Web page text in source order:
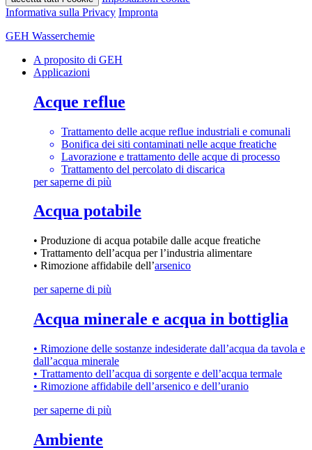
Informativa sulla Privacy Impronta
GEH Wasserchemie
A proposito di GEH
Applicazioni
Acque reflue
Trattamento delle acque reflue industriali e comunali
Bonifica dei siti contaminati nelle acque freatiche
Lavorazione e trattamento delle acque di processo
Trattamento del percolato di discarica
per saperne di più
Acqua potabile
• Produzione di acqua potabile dalle acque freatiche
• Trattamento dell’acqua per l’industria alimentare
• Rimozione affidabile dell’arsenico
per saperne di più
Acqua minerale e acqua in bottiglia
• Rimozione delle sostanze indesiderate dall’acqua da tavola e
dall’acqua minerale
• Trattamento dell’acqua di sorgente e dell’acqua termale
• Rimozione affidabile dell’arsenico e dell’uranio
per saperne di più
Ambiente